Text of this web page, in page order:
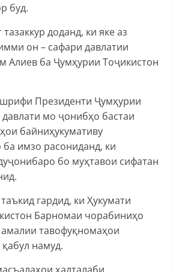
буд.
доданд, ки яке аз
он – сафари давлатии
Алиев ба Ҷумҳурии Тоҷикистон
Президенти Ҷумҳурии
мо ҷонибҳо бастаи
байниҳукумативу
имзо расониданд, ки
бо муҳтавои сифатан
гардид, ки Ҳукумати
Барномаи чорабиниҳо
тавофуқномаҳои
намуд.